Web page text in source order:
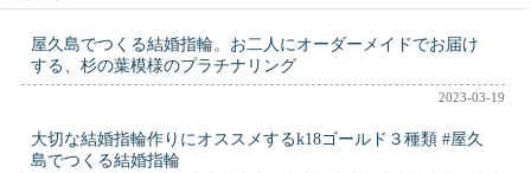
屋久島でつくる結婚指輪。お二人にオーダーメイドでお届け
する、杉の葉模様のプラチナリング
2023-03-19
大切な結婚指輪作りにオススメするk18ゴールド３種類 #屋久
島でつくる結婚指輪